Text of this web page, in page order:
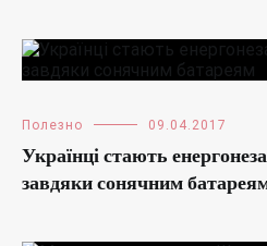
Полезно 09.04.2017
Українці стають
завдяки сонячним